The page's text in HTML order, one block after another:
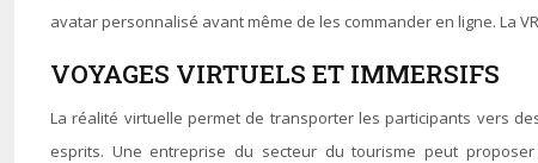
avatar personnalisé avant même de les commander en ligne. La
VOYAGES VIRTUELS ET IMMERSIFS
La réalité virtuelle permet de transporter les participants vers
esprits. Une entreprise du secteur du tourisme peut